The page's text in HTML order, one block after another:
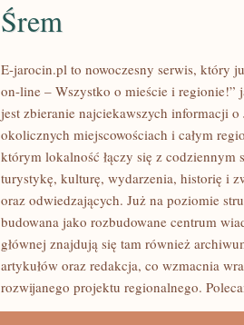
Śrem
E-jarocin.pl to nowoczesny serwis, który
on-line – Wszystko o mieście i regionie!”
jest zbieranie najciekawszych informacji o
okolicznych miejscowościach i całym
którym lokalność łączy się z codziennym
turystykę, kulturę, wydarzenia, historię i
oraz odwiedzających. Już na poziomie
budowana jako rozbudowane centrum
głównej znajdują się tam również
artykułów oraz redakcja, co wzmacnia
rozwijanego projektu regionalnego.